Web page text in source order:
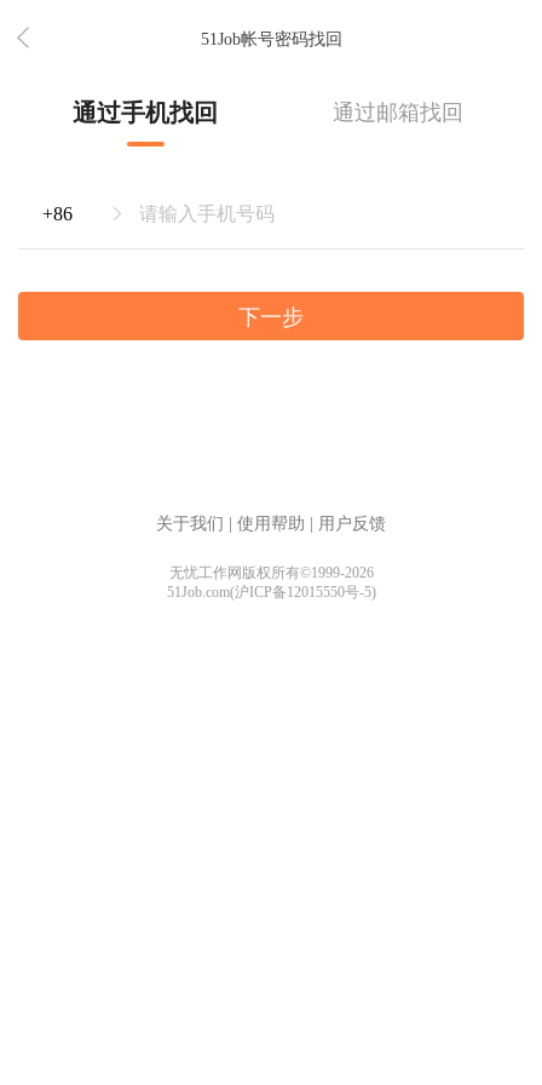
51Job帐号密码找回
通过手机找回 通过邮箱找回
下一步
关于我们 使用帮助 用户反馈
无忧工作网版权所有©1999-2026
51Job.com(沪ICP备12015550号-5)